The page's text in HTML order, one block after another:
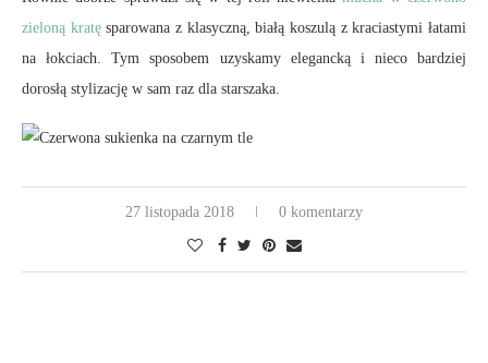
zieloną kratęsparowana z klasyczną, białą koszulą z kraciastymi łatami
na łokciach. Tym sposobem uzyskamy elegancką i nieco bardziej
dorosłą stylizację w sam raz dla starszaka.
27 listopada 2018 0 komentarzy